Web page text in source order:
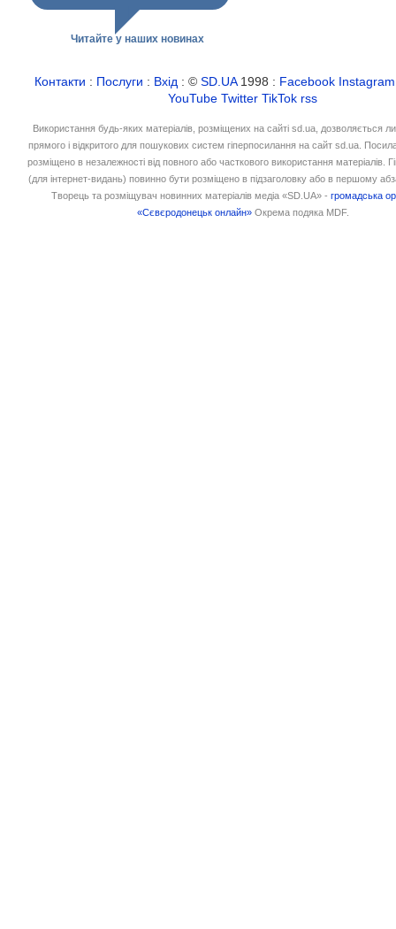
Читайте у наших новинах
Контакти : Послуги : Вхід : ©SD.UA1998 : Facebook Instagram
YouTube Twitter TikTok rss
Використання будь-яких матеріалів, розміщених на сайті sd.ua, дозволяється
прямого і відкритого для пошукових систем гіперпосилання на сайт sd.ua.
розміщено в незалежності від повного або часткового використання матеріалів.
(для інтернет-видань) повинно бути розміщено в підзаголовку або в першому
Творець та розміщувач новинних матеріалів медіа «SD.UA» -громадська
«Сєвєродонецьк онлайн» Окрема подяка MDF.